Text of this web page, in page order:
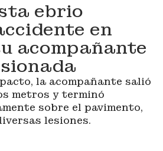
ebrio
en
acompañante
la acompañante salió
metros y terminó
sobre el pavimento,
lesiones.